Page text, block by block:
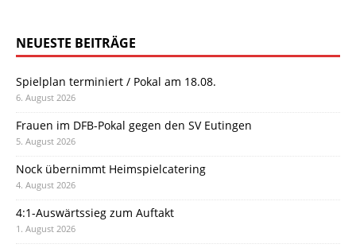
NEUESTE BEITRÄGE
Spielplan terminiert / Pokal am 18.08.
6. August 2026
Frauen im DFB-Pokal gegen den SV Eutingen
5. August 2026
Nock übernimmt Heimspielcatering
4. August 2026
4:1-Auswärtssieg zum Auftakt
1. August 2026